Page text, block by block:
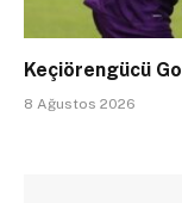
Keçiörengücü
8 Ağustos 2026